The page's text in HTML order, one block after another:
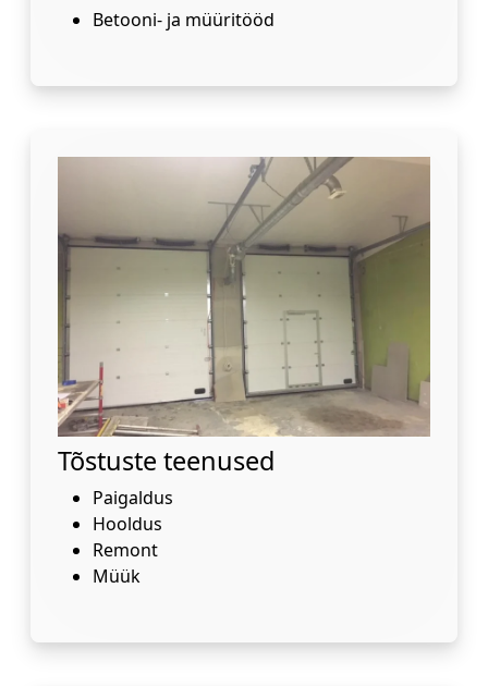
Betooni- ja müüritööd
Tõstuste teenused
Paigaldus
Hooldus
Remont
Müük